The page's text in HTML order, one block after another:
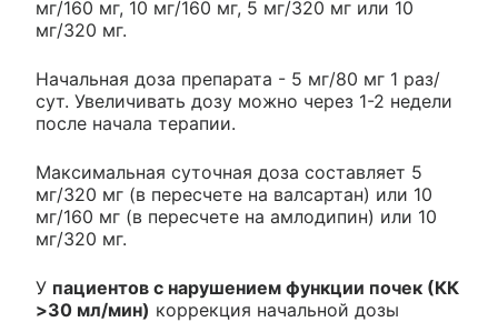
мг/160 мг, 10 мг/160 мг, 5 мг/320 мг или 10
мг/320 мг.
Начальная доза препарата - 5 мг/80 мг 1 раз/
сут. Увеличивать дозу можно через 1-2 недели
после начала терапии.
Максимальная суточная доза составляет 5
мг/320 мг (в пересчете на валсартан) или 10
мг/160 мг (в пересчете на амлодипин) или 10
мг/320 мг.
У пациентов с нарушением функции почек (КК
>30 мл/мин) коррекция начальной дозы